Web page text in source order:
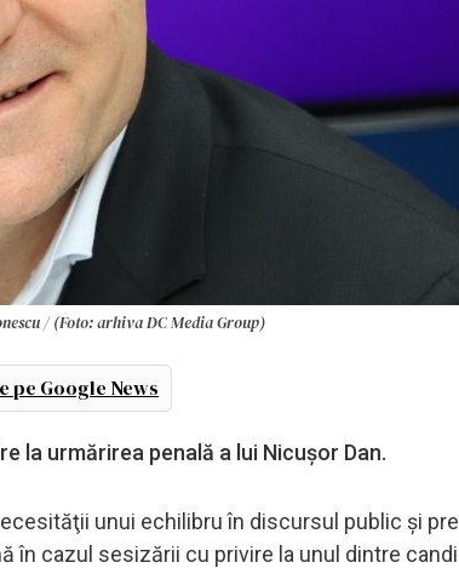
/ (Foto: arhiva DC Media Group)
pe Google News
la urmărirea penală a lui Nicușor Dan.
unui echilibru în discursul public şi
în cazul sesizării cu privire la unul dintre